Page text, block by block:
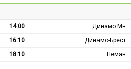
14:00
Динамо Мн
16:10
Динамо-Брест
18:10 Неман